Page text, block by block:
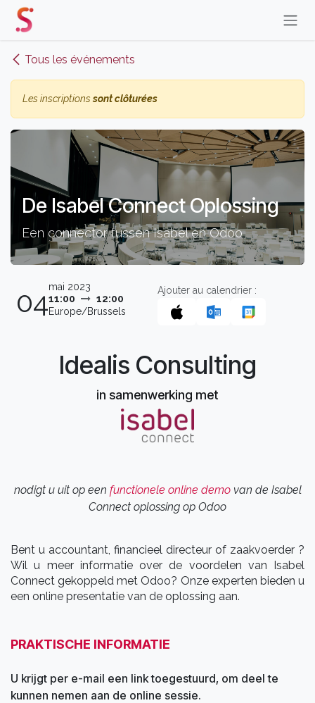
Se rendre au contenu
Tous les événements
Les inscriptionssont clôturées
De Isabel Connect Oplossing
Een connector tussen Isabel en Odoo
04mai 2023
11:00
12:00
Europe/Brussels
Ajouter au calendrier :
Idealis Consulting
in samenwerking met
nodigt u uit op een ​functionele online demo van de Isabel
Connect oplossing op Odoo
Bent u accountant, financieel directeur of zaakvoerder ?
Wil u meer informatie over de voordelen van Isabel
Connect gekoppeld met Odoo? Onze experten bieden u
een online presentatie van de oplossing aan.
PRAKTISCHE INFORMATIE
U krijgt per e-mail een link toegestuurd, om deel te
kunnen nemen aan de online sessie.